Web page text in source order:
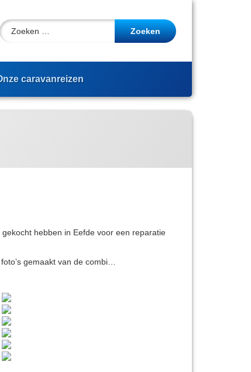
Zoeken naar:
caravanreizen
hebben in Eefde voor een reparatie
gemaakt van de combi…